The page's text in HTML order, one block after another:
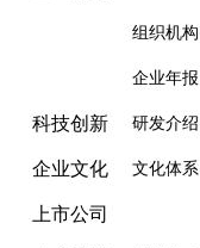
组织机构
企业年报
科技创新 研发介绍
企业文化 文化体系
上市公司